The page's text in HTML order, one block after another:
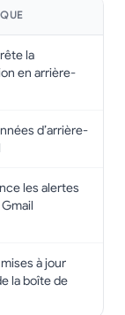
la
en arrière-
d’arrière-
les alertes
à jour
la boîte de